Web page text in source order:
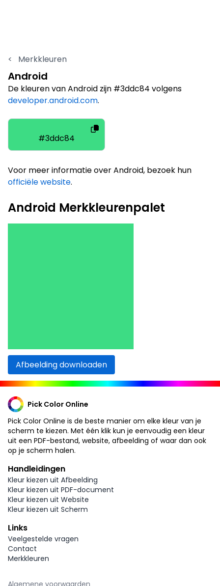
< Merkkleuren
Android
De kleuren van Android zijn #3ddc84 volgens
developer.android.com.
#3ddc84
Voor meer informatie over Android, bezoek hun
officiële website.
Android Merkkleurenpalet
Afbeelding downloaden
Pick Color Online
Pick Color Online is de beste manier om elke kleur van je
scherm te kiezen. Met één klik kun je eenvoudig een kleur
uit een PDF-bestand, website, afbeelding of waar dan ook
op je scherm halen.
Handleidingen
Kleur kiezen uit Afbeelding
Kleur kiezen uit PDF-document
Kleur kiezen uit Website
Kleur kiezen uit Scherm
Links
Veelgestelde vragen
Contact
Merkkleuren
Algemene voorwaarden